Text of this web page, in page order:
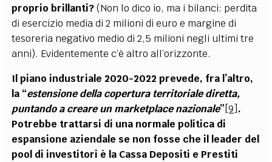
proprio brillanti?(Non lo dico io, ma i bilanci: perdita
di esercizio media di 2 milioni di euro e margine di
tesoreria negativo medio di 2,5 milioni negli ultimi tre
anni). Evidentemente c’è altro all’orizzonte.
Il piano industriale 2020-2022 prevede, fra l’altro,
la “estensione della copertura territoriale diretta,
puntando a creare un marketplace nazionale”[9].
Potrebbe trattarsi di una normale politica di
espansione aziendale se non fosse che il leader del
pool di investitori è la Cassa Depositi e Prestiti